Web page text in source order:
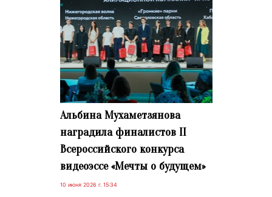
Альбина Мухаметзянова
наградила финалистов II
Всероссийского конкурса
видеоэссе «Мечты о будущем»
10 июня 2026 г. 15:34